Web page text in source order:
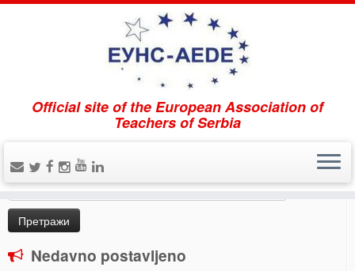
Official site of the European Association of
Teachers of Serbia
Home » Uncategorized » Ерасмус пројекат „Чист
Дунав чисто Црно море“
Pretraži
Претрага
за:
Nedavno postavljeno